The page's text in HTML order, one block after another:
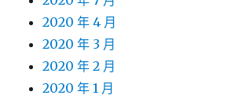
2020 年 4 月
2020 年 3 月
2020 年 2 月
2020 年 1 月